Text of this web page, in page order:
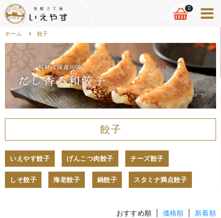
0
ホーム 餃子
餃子
いえやす餃子 げんこつ肉餃子 チーズ餃子
しそ餃子 海老餃子 鍋餃子 スタミナ満点餃子
おすすめ順 | 価格順 新着順